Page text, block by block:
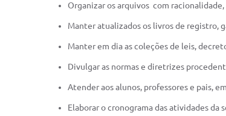
Organizar os arquivos com
Manter atualizados os livros de registro,
Manter em dia as coleções de leis,
Divulgar as normas e diretrizes
Atender aos alunos, professores e pais,
Elaborar o cronograma das atividades da